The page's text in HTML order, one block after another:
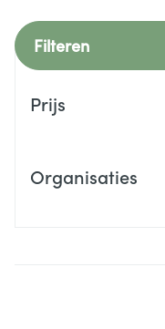
Filteren
Prijs
Organisaties